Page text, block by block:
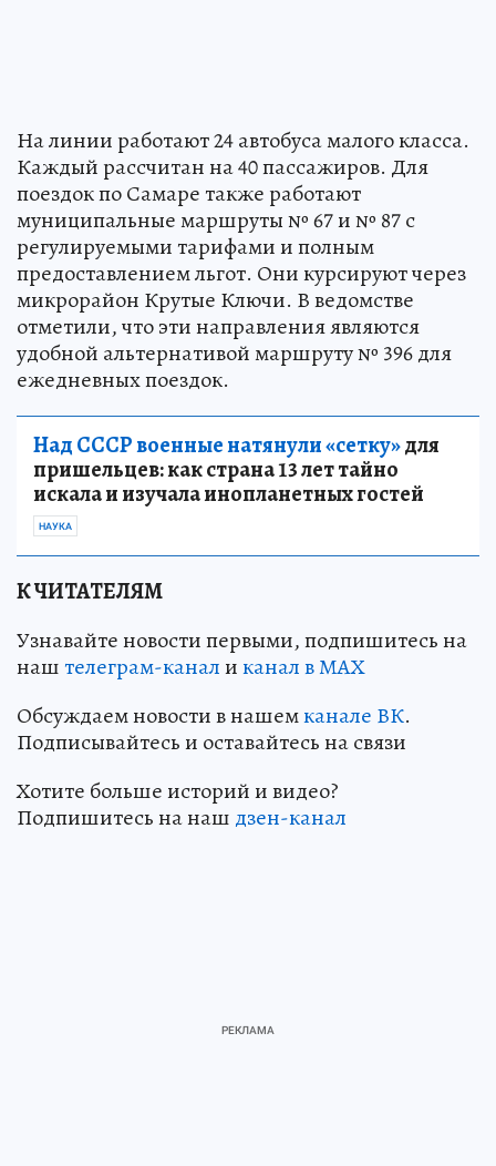
На линии работают 24 автобуса малого класса.
Каждый рассчитан на 40 пассажиров. Для
поездок по Самаре также работают
муниципальные маршруты № 67 и № 87 с
регулируемыми тарифами и полным
предоставлением льгот. Они курсируют через
микрорайон Крутые Ключи. В ведомстве
отметили, что эти направления являются
удобной альтернативой маршруту № 396 для
ежедневных поездок.
Над СССР военные натянули «сетку»для
пришельцев: как страна 13 лет тайно
искала и изучала инопланетных гостей
НАУКА
К ЧИТАТЕЛЯМ
Узнавайте новости первыми, подпишитесь на
наштелеграм-каналиканал в МАХ
Обсуждаем новости в нашемканале ВК.
Подписывайтесь и оставайтесь на связи
Хотите больше историй и видео?
Подпишитесь на наш дзен-канал